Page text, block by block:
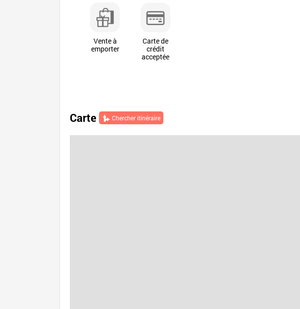
Vente à
emporter
Carte de
crédit
acceptée
Carte Chercher itinéraire